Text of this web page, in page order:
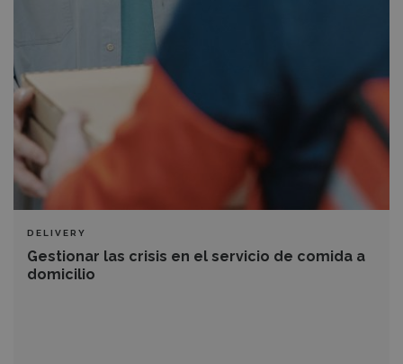
DELIVERY
Gestionar las crisis en el servicio de comida a
domicilio
servicio
de
comida
a
domicilio